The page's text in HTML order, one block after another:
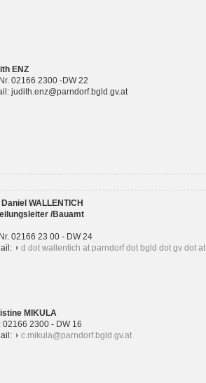
ENZ
02166 2300 -DW 22
judith.enz@parndorf.bgld.gv.at
Daniel WALLENTICH
/Bauamt
02166 23 00 - DW 24
d dot wallentich at parndorf dot bgld dot gv dot at
MIKULA
02166 2300 - DW 16
c.mikula@parndorf.bgld.gv.at